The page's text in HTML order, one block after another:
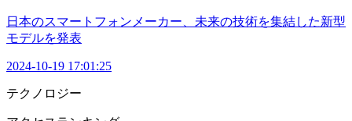
日本のスマートフォンメーカー、未来の技術を集結した新型
モデルを発表
2024-10-19 17:01:25
テクノロジー